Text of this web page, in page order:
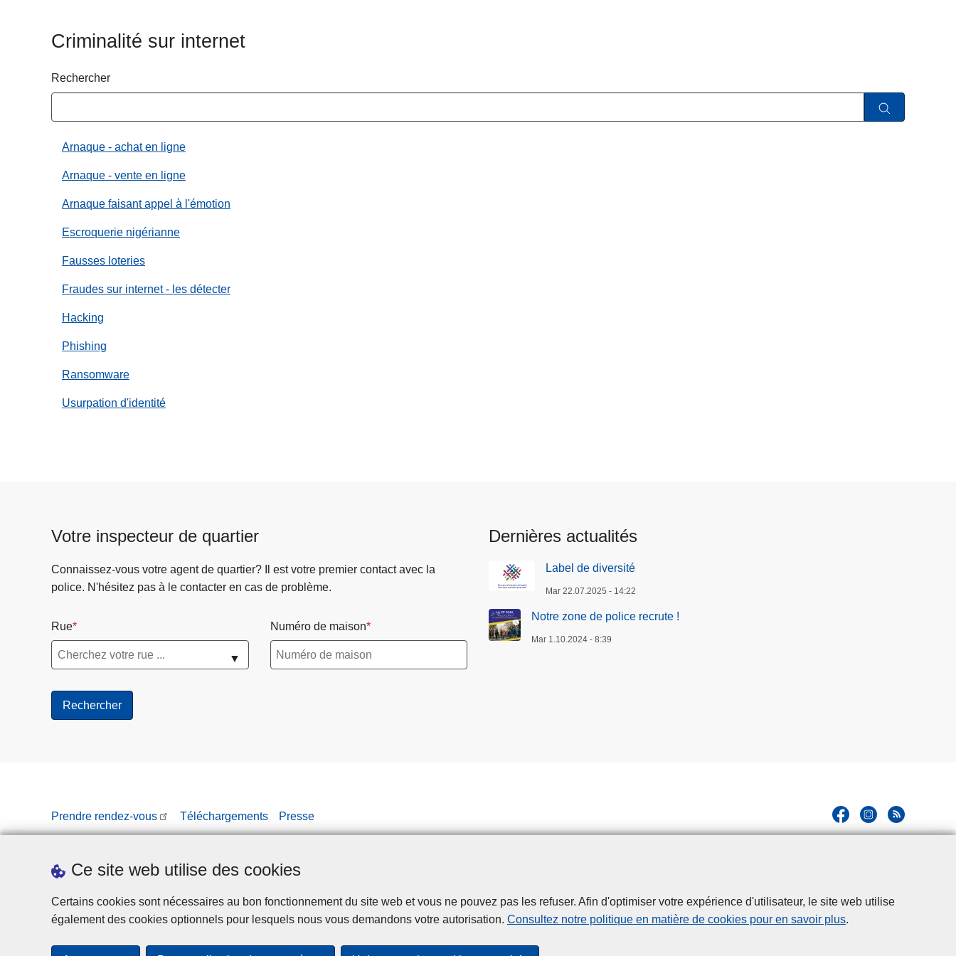
Ce site web utilise des cookies
Certains cookies sont nécessaires au bon fonctionnement du site web et vous ne pouvez pas les refuser. Afin d'optimiser votre expérience d'utilisateur, le site web utilise
également des cookies optionnels pour lesquels nous vous demandons votre autorisation. Consultez notre politique en matière de cookies pour en savoir plus.
Criminalité sur internet
Rechercher
Arnaque - achat en ligne
Arnaque - vente en ligne
Arnaque faisant appel à l'émotion
Escroquerie nigérianne
Fausses loteries
Fraudes sur internet - les détecter
Hacking
Phishing
Ransomware
Usurpation d'identité
Votre inspecteur de quartier
Connaissez-vous votre agent de quartier? Il est votre premier contact avec la
police. N'hésitez pas à le contacter en cas de problème.
Rue
▼
Numéro de maison
Dernières actualités
Label de diversité
Mar 22.07.2025 - 14:22
Notre zone de police recrute !
Mar 1.10.2024 - 8:39
Prendre rendez-vous Téléchargements Presse
Disclaimer Privacy Cookies Accessibilité
© 2026 Police.be